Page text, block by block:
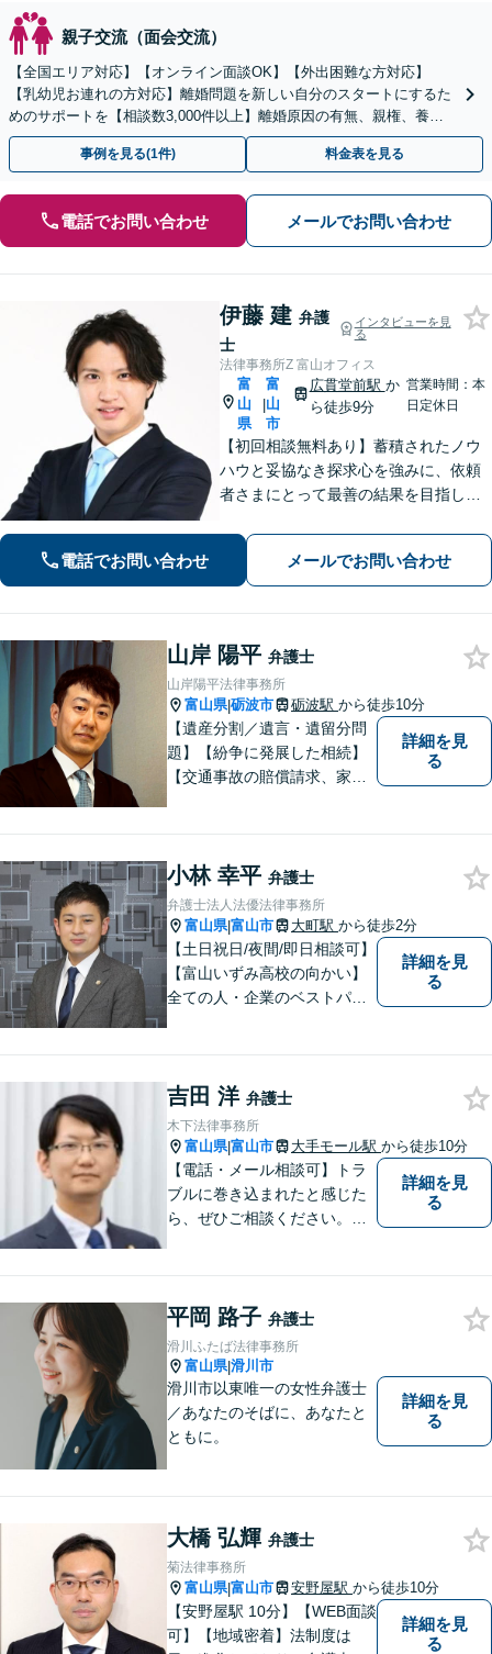
親子交流（面会交流）
【全国エリア対応】【オンライン面談OK】【外出困難な方対応】
【乳幼児お連れの方対応】離婚問題を新しい自分のスタートにするた
めのサポートを【相談数3,000件以上】離婚原因の有無、親権、養育
費、財産分与、慰謝料請求【夜間・休日相談可】
事例を見る(1件) 料金表を見る
電話でお問い合わせ メールでお問い合わせ
伊藤 建 弁護
士
インタビューを見
る
法律事務所Z 富山オフィス
富
山
県
|
富
山
市
広貫堂前駅 か
ら徒歩9分
営業時間：本
日定休日
【初回相談無料あり】蓄積されたノウ
ハウと妥協なき探求心を強みに、依頼
者さまにとって最善の結果を目指しま
電話でお問い合わせ メールでお問い合わせ
山岸 陽平 弁護士
山岸陽平法律事務所
富山県|砺波市 砺波駅 から徒歩10分
【遺産分割／遺言・遺留分問
題】【紛争に発展した相続】
【交通事故の賠償請求、家族
交渉などの代理人活動を行い
ます。顧問契約先の法律相
談、個人の方の法律相談対応
も。
詳細を見
る
小林 幸平 弁護士
弁護士法人法優法律事務所
富山県|富山市 大町駅 から徒歩2分
【土日祝日/夜間/即日相談可】
【富山いずみ高校の向かい】
全ての人・企業のベストパー
詳細を見
る
吉田 洋 弁護士
木下法律事務所
富山県|富山市 大手モール駅 から徒歩10分
【電話・メール相談可】トラ
ブルに巻き込まれたと感じた
ら、ぜひご相談ください。離
を解決するため、迅速かつ丁
寧にサポートいたします。
【夜間対応可能】
詳細を見
る
平岡 路子 弁護士
滑川ふたば法律事務所
富山県|滑川市
滑川市以東唯一の女性弁護士
／あなたのそばに、あなたと
ともに。
詳細を見
る
大橋 弘輝 弁護士
菊法律事務所
富山県|富山市 安野屋駅 から徒歩10分
【安野屋駅 10分】【WEB面談
可】【地域密着】法制度は
詳細を見
る